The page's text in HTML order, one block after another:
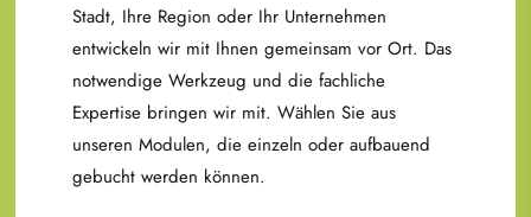
Stadt, Ihre Region oder Ihr Unternehmen
entwickeln wir mit Ihnen gemeinsam vor Ort. Das
notwendige Werkzeug und die fachliche
Expertise bringen wir mit. Wählen Sie aus
unseren Modulen, die einzeln oder aufbauend
gebucht werden können.